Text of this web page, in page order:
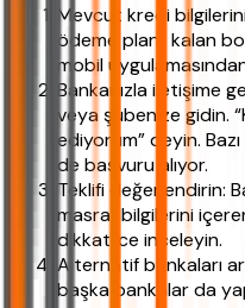
Mevcut kredi
ödeme planı, kalan
mobil
Bankanızla iletişime
veya şubenize gidin.
ediyorum” deyin.
de başvuru alıyor.
Teklifi değerlendirin:
masraf bilgilerini
dikkatlice inceleyin.
Alternatif bankaları
başka bankalar da